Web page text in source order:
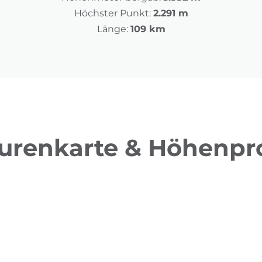
Höchster Punkt: 2.291 m
Länge: 109 km
&